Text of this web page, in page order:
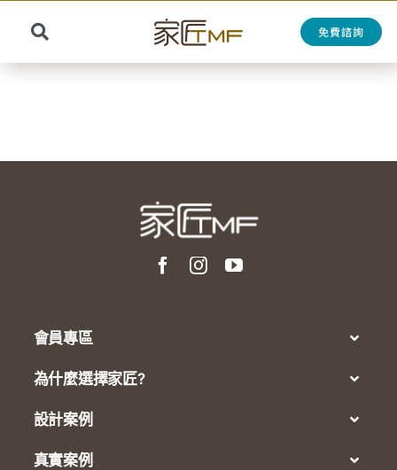
content
Toggle
Navigation
Search
免費諮詢
會員專區
為什麼選擇家匠?
設計案例
真實案例